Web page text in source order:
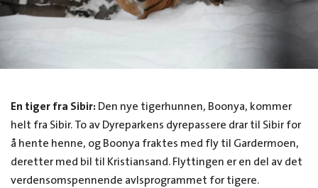
En tiger fra Sibir: Den nye tigerhunnen, Boonya, kommer
helt fra Sibir. To av Dyreparkens dyrepassere drar til Sibir for
å hente henne, og Boonya fraktes med fly til Gardermoen,
deretter med bil til Kristiansand. Flyttingen er en del av det
verdensomspennende avlsprogrammet for tigere.